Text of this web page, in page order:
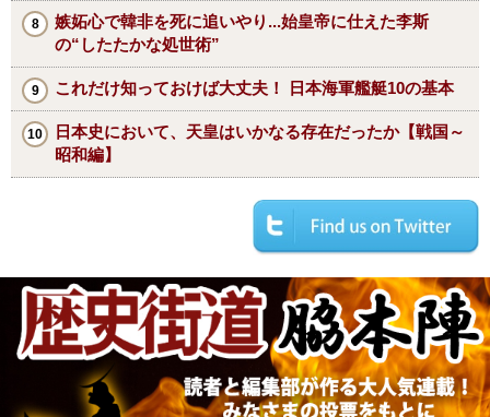
嫉妬心で韓非を死に追いやり...始皇帝に仕えた李斯
の“したたかな処世術”
これだけ知っておけば大丈夫！ 日本海軍艦艇10の基本
日本史において、天皇はいかなる存在だったか【戦国～
昭和編】